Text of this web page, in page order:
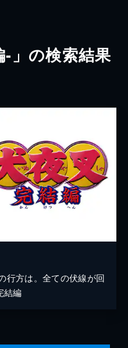
-」の検索結果
行方は。全ての伏線が回
結編